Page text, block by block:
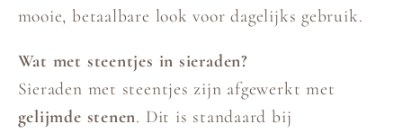
mooie, betaalbare look voor dagelijks gebruik.
Wat met steentjes in sieraden?
Sieraden met steentjes zijn afgewerkt met
gelijmde stenen. Dit is standaard bij